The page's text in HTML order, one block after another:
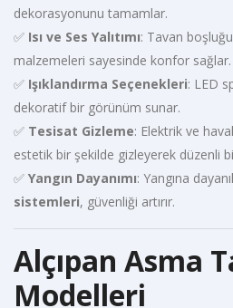
dekorasyonunu tamamlar.
✅ Isı ve Ses Yalıtımı: Tavan
malzemeleri sayesinde konfor sağlar.
✅ Işıklandırma Seçenekleri: LED
dekoratif bir görünüm sunar.
✅ Tesisat Gizleme: Elektrik ve
estetik bir şekilde gizleyerek düzenli
✅ Yangın Dayanımı: Yangına
sistemleri, güvenliği artırır.
Alçıpan Asma
Modelleri